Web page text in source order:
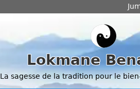
Lokmane
La sagesse de la tradition pour le